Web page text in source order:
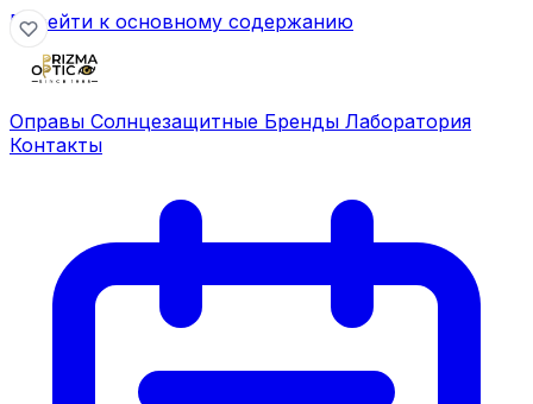
Перейти к основному содержанию
Оправы Солнцезащитные Бренды Лаборатория
Контакты